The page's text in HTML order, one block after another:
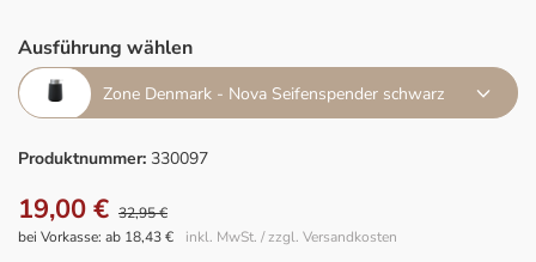
Ausführung wählen
Zone Denmark - Nova Seifenspender schwarz
Produktnummer: 330097
19,00 € 32,95 €
inkl. MwSt. / zzgl. Versandkosten
bei Vorkasse: ab 18,43 €